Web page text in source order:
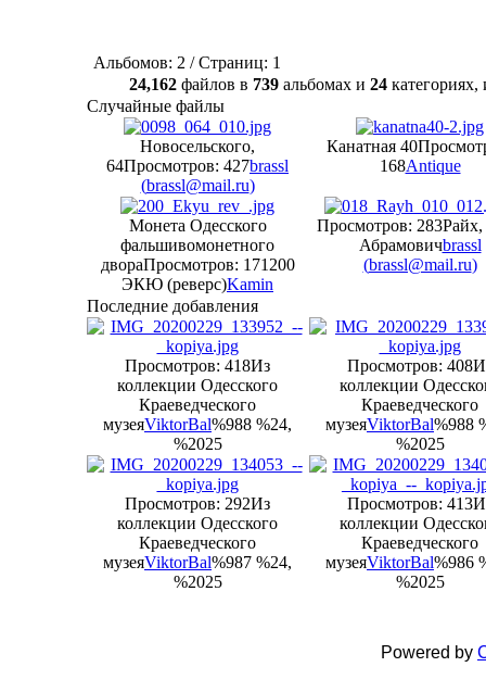
Альбомов: 2 / Страниц: 1
24,162 файлов в 739 альбомах и 24
Случайные файлы
Новосельского,
64Просмотров: 427brassl
(brassl@mail.ru)
Канатная 40
168Antique
Монета Одесского
фальшивомонетного
двораПросмотров: 171 200
ЭКЮ (реверс)Kamin
Просмотров: 283
Абрамовичbrassl
(brassl@mail.ru)
Последние добавления
Просмотров: 418Из
коллекции Одесского
Краеведческого
музеяViktorBal%988 %24,
%2025
Просмотров: 408
коллекции
Краеведческого
музеяViktorBal%988
%2025
Просмотров: 292Из
коллекции Одесского
Краеведческого
музеяViktorBal%987 %24,
%2025
Просмотров: 413
коллекции
Краеведческого
музеяViktorBal%986
%2025
Powered by